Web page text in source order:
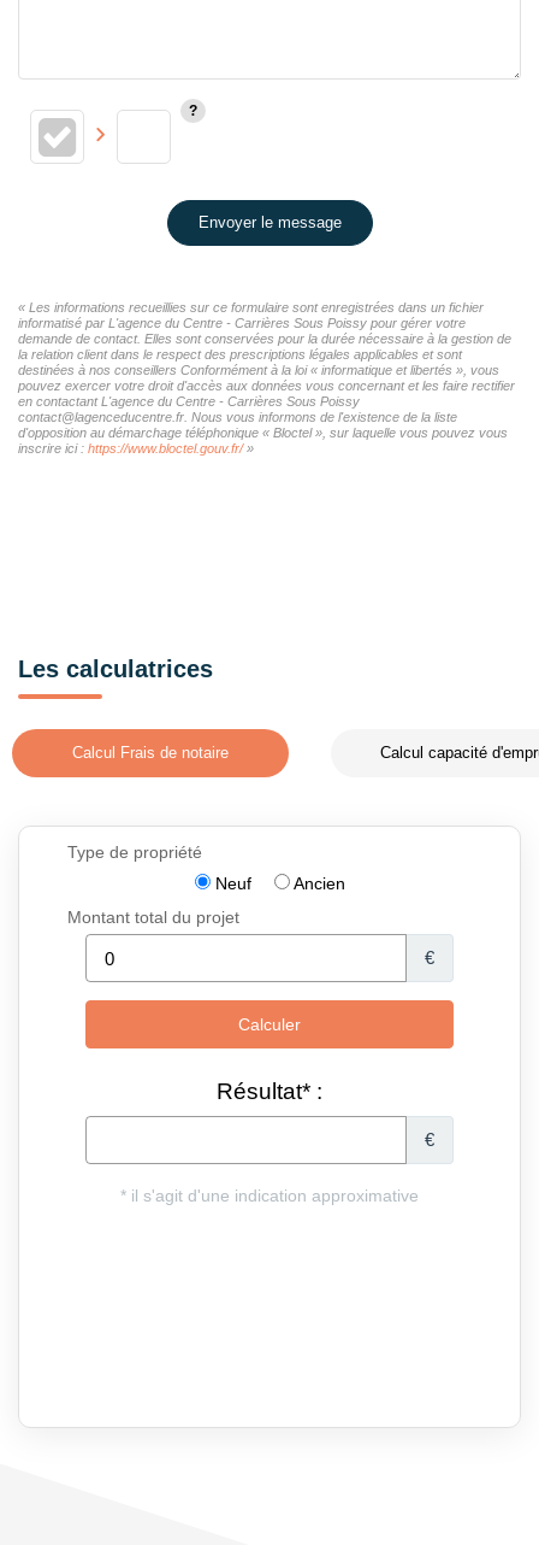
Envoyer le message
« Les informations recueillies sur ce formulaire sont enregistrées dans un fichier
informatisé par L'agence du Centre - Carrières Sous Poissy pour gérer votre
demande de contact. Elles sont conservées pour la durée nécessaire à la gestion de
la relation client dans le respect des prescriptions légales applicables et sont
destinées à nos conseillers Conformément à la loi « informatique et libertés », vous
pouvez exercer votre droit d'accès aux données vous concernant et les faire rectifier
en contactant L'agence du Centre - Carrières Sous Poissy
contact@lagenceducentre.fr. Nous vous informons de l'existence de la liste
d'opposition au démarchage téléphonique « Bloctel », sur laquelle vous pouvez vous
inscrire ici : https://www.bloctel.gouv.fr/»
Les calculatrices
Calcul Frais de notaire Calcul capacité